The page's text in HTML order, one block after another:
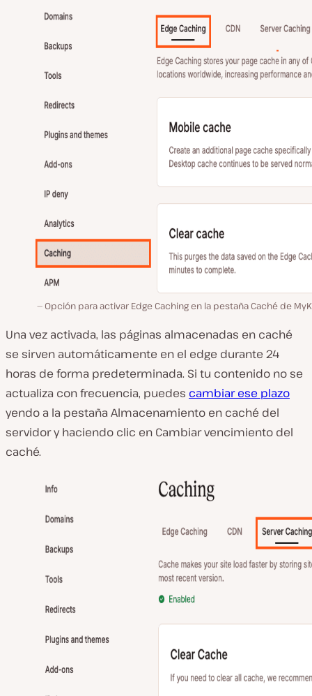
Opción para activar Edge Caching en la pestaña Caché de
Una vez activada, las páginas almacenadas en caché
se sirven automáticamente en el edge durante 24
horas de forma predeterminada. Si tu contenido no se
actualiza con frecuencia, puedes cambiar ese plazo
yendo a la pestaña Almacenamiento en caché del
servidor y haciendo clic en Cambiar vencimiento del
caché.